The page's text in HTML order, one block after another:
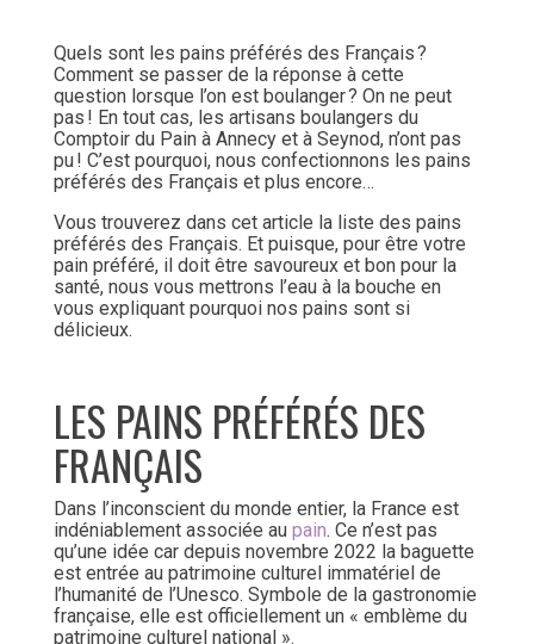
Quels sont les pains préférés des Français ?
Comment se passer de la réponse à cette
question lorsque l’on est boulanger ? On ne peut
pas ! En tout cas, les artisans boulangers du
Comptoir du Pain à Annecy et à Seynod, n’ont pas
pu ! C’est pourquoi, nous confectionnons les pains
préférés des Français et plus encore…
Vous trouverez dans cet article la liste des pains
préférés des Français. Et puisque, pour être votre
pain préféré, il doit être savoureux et bon pour la
santé, nous vous mettrons l’eau à la bouche en
vous expliquant pourquoi nos pains sont si
délicieux.
LES PAINS PRÉFÉRÉS DES
FRANÇAIS
Dans l’inconscient du monde entier, la France est
indéniablement associée au pain. Ce n’est pas
qu’une idée car depuis novembre 2022 la baguette
est entrée au patrimoine culturel immatériel de
l’humanité de l’Unesco. Symbole de la gastronomie
française, elle est officiellement un « emblème du
patrimoine culturel national ».